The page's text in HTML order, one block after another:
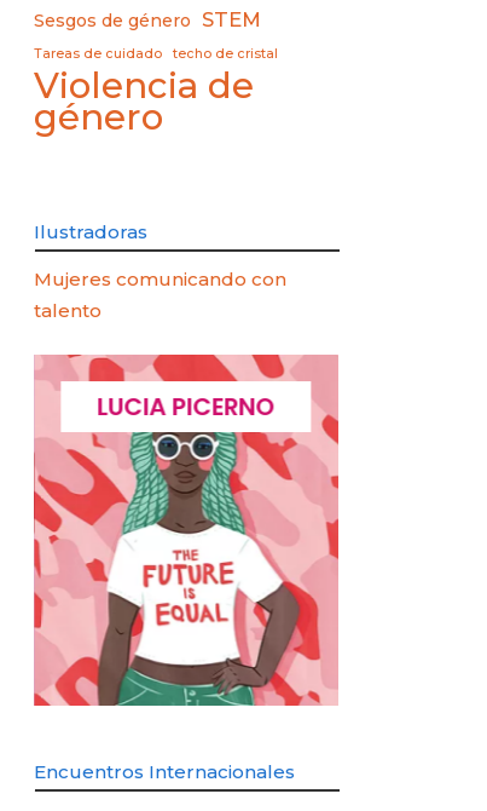
Sesgos de género STEM
Tareas de cuidado techo de cristal
Violencia de
género
Ilustradoras
Mujeres comunicando con
talento
LUCIA PICERNO
Encuentros Internacionales